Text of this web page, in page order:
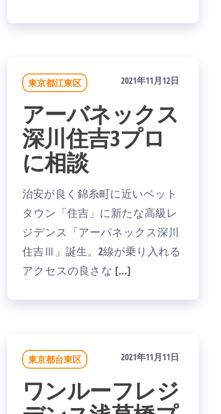
東京都江東区 2021年11月12日
アーバネックス
深川住吉3プロ
に相談
治安が良く錦糸町に近いベット
タウン「住吉」に新たな高級レ
ジデンス「アーバネックス深川
住吉Ⅲ」誕生。2線が乗り入れる
アクセスの良さな […]
東京都台東区 2021年11月11日
ワンルーフレジ